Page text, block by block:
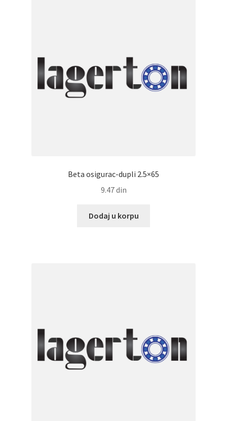
Beta osigurac-dupli 2.5×65
9.47din
Dodaj u korpu